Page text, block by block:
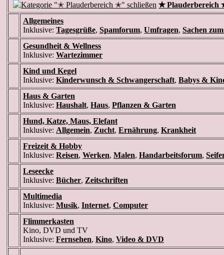
✭ Plauderbereich
Allgemeines
Inklusive: Tagesgrüße, Spamforum, Umfragen, Sachen
Gesundheit & Wellness
Inklusive: Wartezimmer
Kind und Kegel
Inklusive: Kinderwunsch & Schwangerschaft, Babys &
Haus & Garten
Inklusive: Haushalt, Haus, Pflanzen & Garten
Hund, Katze, Maus, Elefant
Inklusive: Allgemein, Zucht, Ernährung, Krankheit
Freizeit & Hobby
Inklusive: Reisen, Werken, Malen, Handarbeitsforum,
Leseecke
Inklusive: Bücher, Zeitschriften
Multimedia
Inklusive: Musik, Internet, Computer
Flimmerkasten
Kino, DVD und TV
Inklusive: Fernsehen, Kino, Video & DVD